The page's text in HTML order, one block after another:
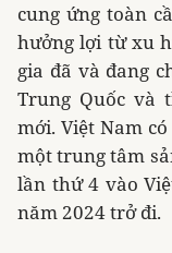
cung ứng toàn
hưởng lợi từ xu
gia đã và đang
Trung Quốc và
mới. Việt Nam
một trung tâm
lần thứ 4 vào
năm 2024 trở đi.